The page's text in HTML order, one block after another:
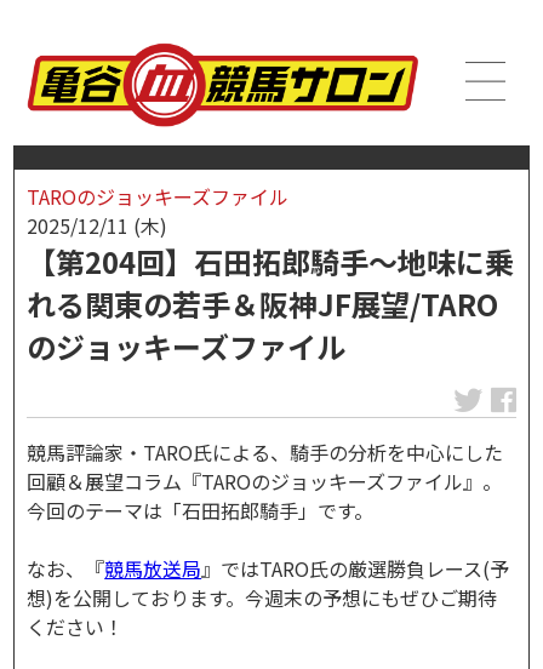
TAROのジョッキーズファイル
2025/12/11 (木)
【第204回】石田拓郎騎手～地味に乗
れる関東の若手＆阪神JF展望/TARO
のジョッキーズファイル
競馬評論家・TARO氏による、騎手の分析を中心にした
回顧＆展望コラム『TAROのジョッキーズファイル』。
今回のテーマは「石田拓郎騎手」です。
なお、『競馬放送局』ではTARO氏の厳選勝負レース(予
想)を公開しております。今週末の予想にもぜひご期待
ください！